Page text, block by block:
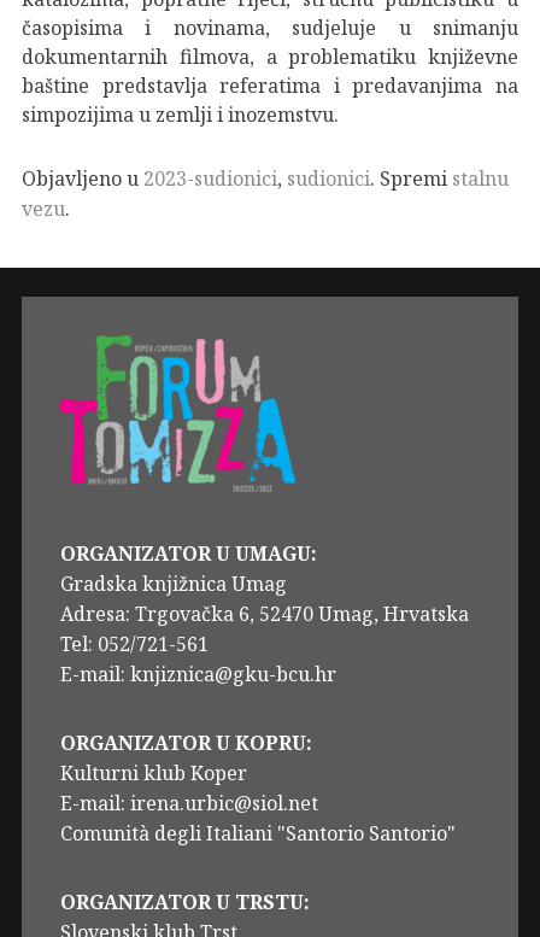
časopisima i novinama, sudjeluje u snimanju
dokumentarnih filmova, a problematiku književne
baštine predstavlja referatima i predavanjima na
simpozijima u zemlji i inozemstvu.
Objavljeno u 2023-sudionici, sudionici. Spremi stalnu
vezu.
ORGANIZATOR U UMAGU:
Gradska knjižnica Umag
Adresa: Trgovačka 6, 52470 Umag, Hrvatska
Tel: 052/721-561
E-mail: knjiznica@gku-bcu.hr
ORGANIZATOR U KOPRU:
Kulturni klub Koper
E-mail: irena.urbic@siol.net
Comunità degli Italiani "Santorio Santorio"
ORGANIZATOR U TRSTU: